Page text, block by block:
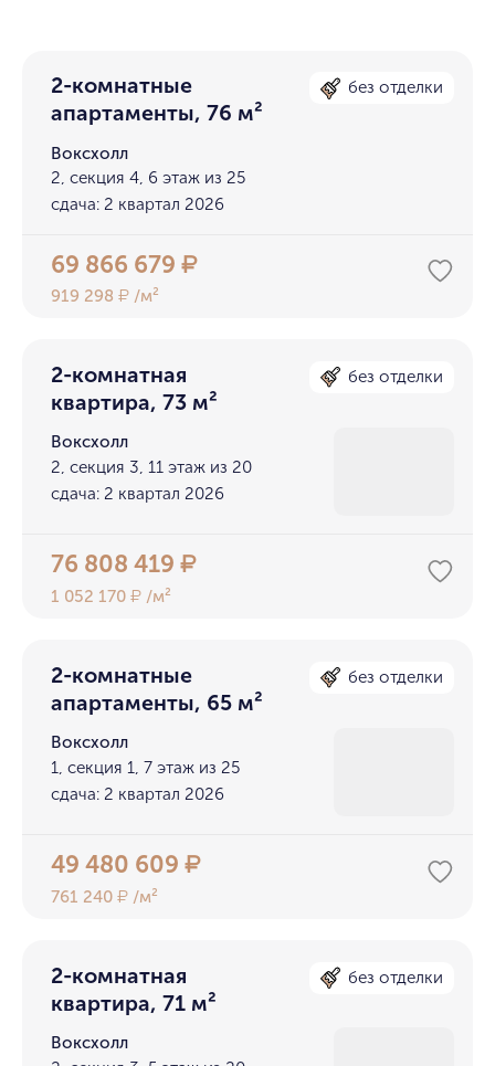
2-комнатные
апартаменты, 76 м²
без отделки
Воксхолл
2, секция 4, 6 этаж из 25
сдача: 2 квартал 2026
69 866 679₽
919 298₽ /м²
2-комнатная
квартира, 73 м²
без отделки
Воксхолл
2, секция 3, 11 этаж из 20
сдача: 2 квартал 2026
76 808 419₽
1 052 170₽ /м²
2-комнатные
апартаменты, 65 м²
без отделки
Воксхолл
1, секция 1, 7 этаж из 25
сдача: 2 квартал 2026
49 480 609₽
761 240₽ /м²
2-комнатная
квартира, 71 м²
без отделки
Воксхолл